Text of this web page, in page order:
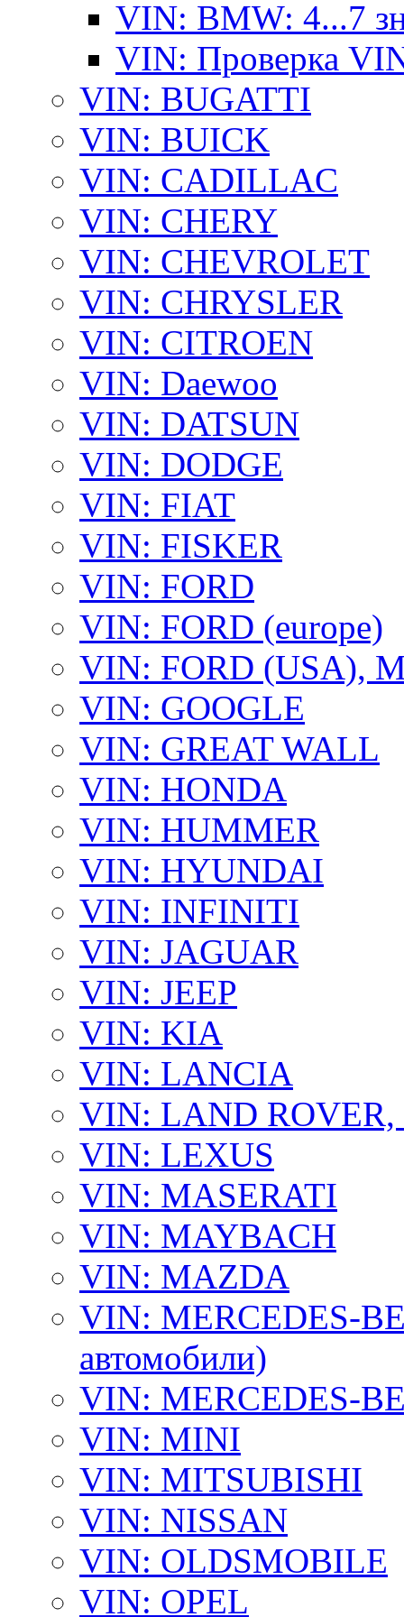
VIN: BMW: 4...7
VIN: Проверка
VIN: BUGATTI
VIN: BUICK
VIN: CADILLAC
VIN: CHERY
VIN: CHEVROLET
VIN: CHRYSLER
VIN: CITROEN
VIN: Daewoo
VIN: DATSUN
VIN: DODGE
VIN: FIAT
VIN: FISKER
VIN: FORD
VIN: FORD (europe)
VIN: FORD (USA),
VIN: GOOGLE
VIN: GREAT WALL
VIN: HONDA
VIN: HUMMER
VIN: HYUNDAI
VIN: INFINITI
VIN: JAGUAR
VIN: JEEP
VIN: KIA
VIN: LANCIA
VIN: LAND ROVER,
VIN: LEXUS
VIN: MASERATI
VIN: MAYBACH
VIN: MAZDA
VIN: MERCEDES-
автомобили)
VIN: MERCEDES-
VIN: MINI
VIN: MITSUBISHI
VIN: NISSAN
VIN: OLDSMOBILE
VIN: OPEL